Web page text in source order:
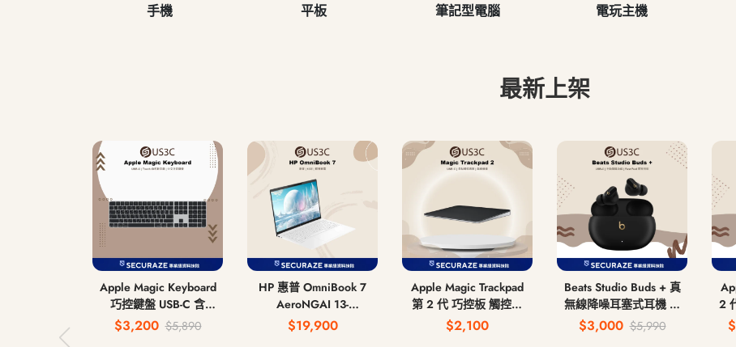
手機 平板 筆記型電腦 電玩主機
最新上架
Apple Magic Keyboard
巧控鍵盤 USB-C 含
Touch ID 和 數字鍵盤 中
$3,200 $5,890
HP 惠普 OmniBook 7
AeroNGAI 13-
bg1066AU 13吋 AI 5
$19,900
Apple Magic Trackpad
第 2 代 巧控板 觸控板
USB-C
$2,100
Beats Studio Buds + 真
無線降噪耳塞式耳機 無
線藍牙耳機
$3,000 $5,990
2